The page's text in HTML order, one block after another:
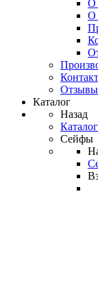
О
О
Отзывы
Каталог
Назад
Каталог
Сейфы